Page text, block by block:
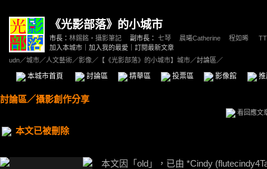
《光影部落》的小城市
市長： 林錫銘‧攝影筆記 副市長： 七琴 晨曦Catherine 程如晞
加入本城市
加入我的最愛
訂閱最新文章
udn／城市／人文藝術／影像 ／ 【《光影部落》的小城市】城市／討論區／
本城市首頁 討論區 精華區 投票區 影像館
討論區／攝影創作分享
看回應文
本文已被刪除
本文因「old」，已由 *Cindy